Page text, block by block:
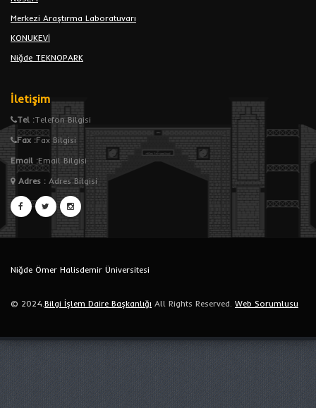
Merkezi Araştırma Laboratuvarı
KONUKEVİ
Niğde TEKNOPARK
İletişim
Tel :Telefon Bilgisi
Fax :Fax Bilgisi
Email :Email Bilgisi
Adres : Adres Bilgisi
Niğde Ömer Halisdemir Üniversitesi
© 2024.Bilgi İşlem Daire Başkanlığı All Rights Reserved. Web Sorumlusu